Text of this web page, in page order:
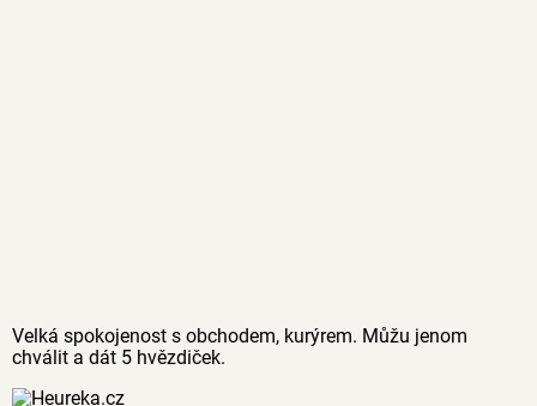
Velká spokojenost s obchodem, kurýrem. Můžu jenom
chválit a dát 5 hvězdiček.